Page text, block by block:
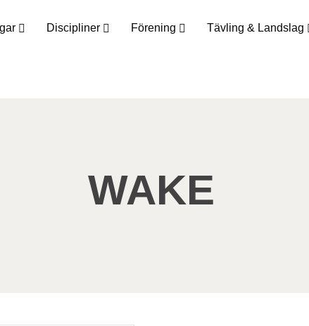
Discipliner Förening Tävling & Landslag
WAKE